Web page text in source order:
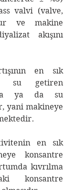
valvi (valve,
ve makine
akışını
en sık
su getiren
ya da su
yani makineye
en sık
konsantre
kıvrılma
konsantre